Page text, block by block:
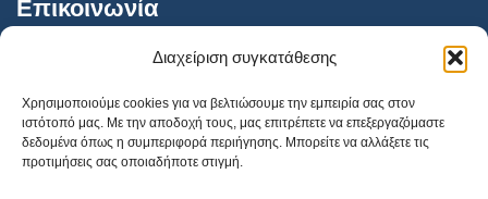
Διαχείριση συγκατάθεσης
Χρησιμοποιούμε cookies για να βελτιώσουμε την εμπειρία σας στον
ιστότοπό μας. Με την αποδοχή τους, μας επιτρέπετε να επεξεργαζόμαστε
δεδομένα όπως η συμπεριφορά περιήγησης. Μπορείτε να αλλάξετε τις
προτιμήσεις σας οποιαδήποτε στιγμή.
Επικοινωνία
AthensVision Μαρούσι
AthensVision Πειραιά